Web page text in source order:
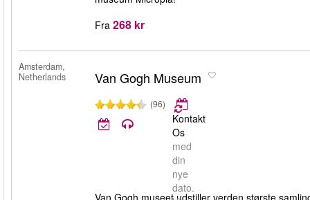
Fra 268 kr
Amsterdam,
Netherlands
Van Gogh Museum
(96)
Kontakt
Os
med
din
nye
dato.
Van Gogh museet udstiller verden største